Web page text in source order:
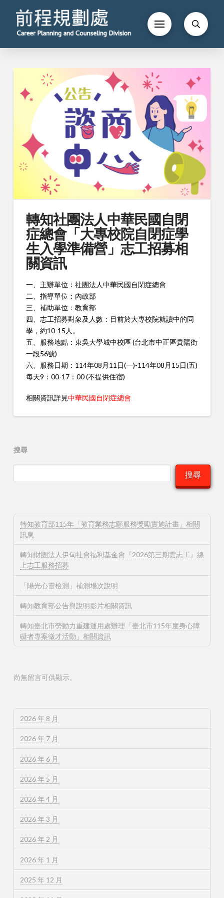
轉知社團法人中華民國自閉
症總會「大專校院自閉症學
生入學準備營」志工招募相
關資訊
一、主辦單位：社團法人中華民國自閉症總會
二、指導單位：內政部
三、補助單位：教育部
四、志工招募對象及人數：目前於大專校院就讀中的同
學，約10-15人。
五、服務地點：東吳大學城中校區 (台北市中正區貴陽街
一段56號)
六、服務日期：114年08月11日(一)-114年08月15日(五)
每天9：00-17：00 (不提供住宿)
相關資訊詳見中華民國自閉症總會
搜尋
搜尋
轉知教育部115年「教育業務志願服務獎勵實施計畫」相關
訊息
轉知財團法人伊甸社會福利基金會『2026第三期雲志工』線
上志工服務招募
「陽光心靈檢測」補測場次說明
轉知教育部公告與說明影片相關資訊
轉知臺北市勞動力重建運用處辦理「臺北市115年度身心障
礙者專案徵才活動」相關資訊
尚無留言可供顯示。
2026 年 8 月
2026 年 7 月
2026 年 6 月
2026 年 5 月
2026 年 4 月
2026 年 3 月
2026 年 2 月
2026 年 1 月
2025 年 12 月